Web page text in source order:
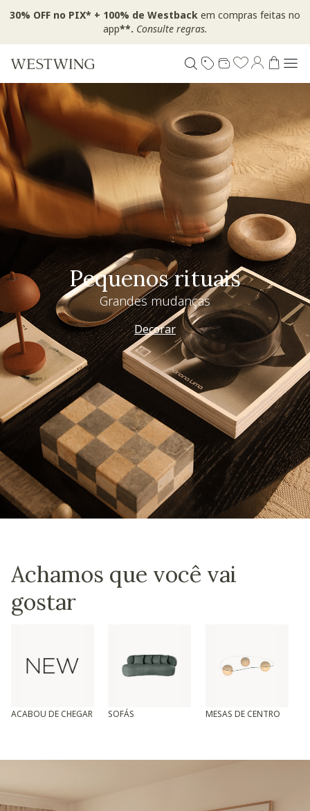
30% OFF no PIX* + 100% de Westback em compras feitas no
app**. Consulte regras.
Pequenos rituais
Grandes mudanças
Decorar
Achamos que você vai
gostar
ACABOU DE CHEGAR SOFÁS MESAS DE CENTRO